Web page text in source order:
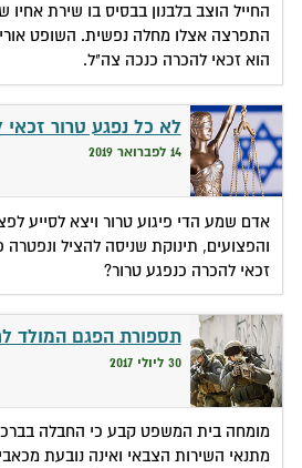
החייל הוצב בלבנון בבסיס בו שירת אחיו
התפרצה אצלו מחלה נפשית. השופט
הוא זכאי להכרה כנכה צה"ל.
לא כל נפגע טרור זכאי
14 לפברואר 2019
אדם שמע הדי פיגוע טרור ויצא לסייע
והפצועים, תינוקת שניסה להציל
זכאי להכרה כנפגע טרור?
תספורת הפגם המולד
30 ליולי 2017
מומחה בית המשפט קבע כי החבלה
מתנאי השירות הצבאי ואינה נובעת